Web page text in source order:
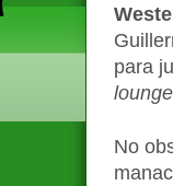
para
lounge
No